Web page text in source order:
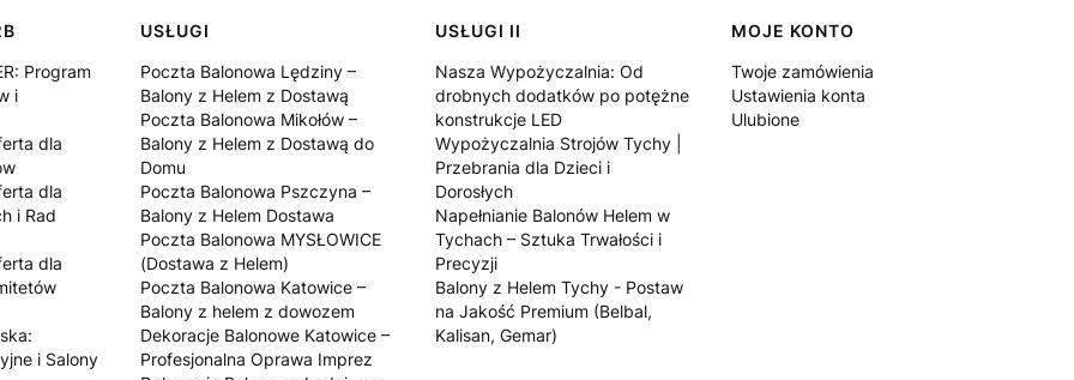
Program
i
dla
dla
i Rad
dla
i Salony
USŁUGI
Poczta Balonowa Lędziny –
Balony z Helem z Dostawą
Poczta Balonowa Mikołów –
Balony z Helem z Dostawą do
Domu
Poczta Balonowa Pszczyna –
Balony z Helem Dostawa
Poczta Balonowa MYSŁOWICE
(Dostawa z Helem)
Poczta Balonowa Katowice –
Balony z helem z dowozem
Dekoracje Balonowe Katowice –
Profesjonalna Oprawa Imprez
USŁUGI II
Nasza Wypożyczalnia: Od
drobnych dodatków po potężne
konstrukcje LED
Wypożyczalnia Strojów Tychy |
Przebrania dla Dzieci i
Dorosłych
Napełnianie Balonów Helem w
Tychach – Sztuka Trwałości i
Precyzji
Balony z Helem Tychy - Postaw
na Jakość Premium (Belbal,
Kalisan, Gemar)
MOJE KONTO
Twoje zamówienia
Ustawienia konta
Ulubione